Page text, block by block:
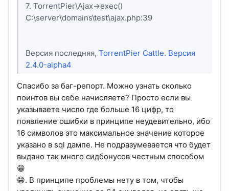
7. TorrentPier\Ajax->exec()
C:\server\domains\test\ajax.php:39
Версия последняя,TorrentPier Cattle. Версия
2.4.0-alpha4
Спасибо за баг-репорт. Можно узнать сколько
поинтов вы себе начисляете? Просто если вы
указываете число где больше 16 цифр, то
появление ошибки в принципе неудевительно, ибо
16 символов это максимальное значение которое
указано в sql дампе. Не подразумевается что будет
выдано так много сидбонусов честным способом
😁
😁. В принципе проблемы нету в том, чтобы